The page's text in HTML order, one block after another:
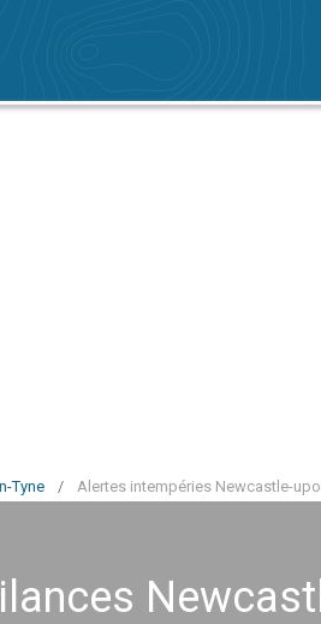
Tyne / Alertes intempéries Newcastle-